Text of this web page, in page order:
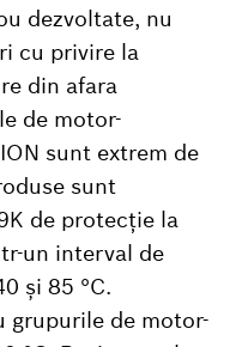
dezvoltate, nu
cu privire la
din afara
de motor-
sunt extrem de
sunt
de protecție la
un interval de
și 85 °C.
grupurile de motor-